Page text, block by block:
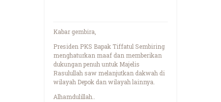
Kabar gembira,
Presiden PKS Bapak Tiffatul Sembiring
menghaturkan maaf dan memberikan
dukungan penuh untuk Majelis
Rasulullah saw melanjutkan dakwah di
wilayah Depok dan wilayah lainnya.
Alhamdulillah..